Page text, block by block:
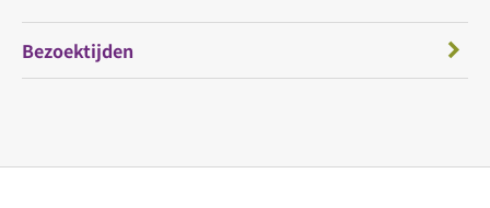
Bezoektijden